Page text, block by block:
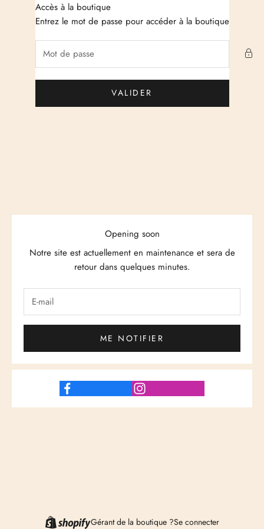
Passer au contenu Just Cashmere
Accès à la boutique
Entrez le mot de passe pour accéder à la boutique
VALIDER
Opening soon
Notre site est actuellement en maintenance et sera de
retour dans quelques minutes.
ME NOTIFIER
Gérant de la boutique ?Se connecter